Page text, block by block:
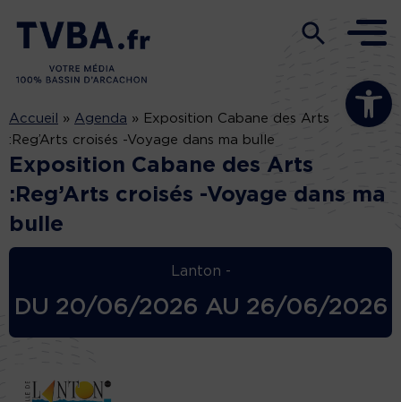
Ouvrir la
Accueil » Agenda » Exposition Cabane des Arts
:Reg’Arts croisés -Voyage dans ma bulle
Exposition Cabane des Arts
:Reg’Arts croisés -Voyage dans ma
bulle
Lanton -
DU 20/06/2026 AU 26/06/2026